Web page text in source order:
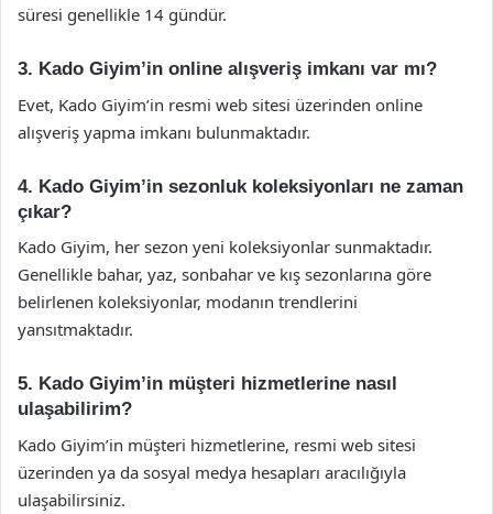
süresi genellikle 14 gündür.
3. Kado Giyim’in online alışveriş imkanı var mı?
Evet, Kado Giyim’in resmi web sitesi üzerinden online
alışveriş yapma imkanı bulunmaktadır.
4. Kado Giyim’in sezonluk koleksiyonları ne zaman
çıkar?
Kado Giyim, her sezon yeni koleksiyonlar sunmaktadır.
Genellikle bahar, yaz, sonbahar ve kış sezonlarına göre
belirlenen koleksiyonlar, modanın trendlerini
yansıtmaktadır.
5. Kado Giyim’in müşteri hizmetlerine nasıl
ulaşabilirim?
Kado Giyim’in müşteri hizmetlerine, resmi web sitesi
üzerinden ya da sosyal medya hesapları aracılığıyla
ulaşabilirsiniz.